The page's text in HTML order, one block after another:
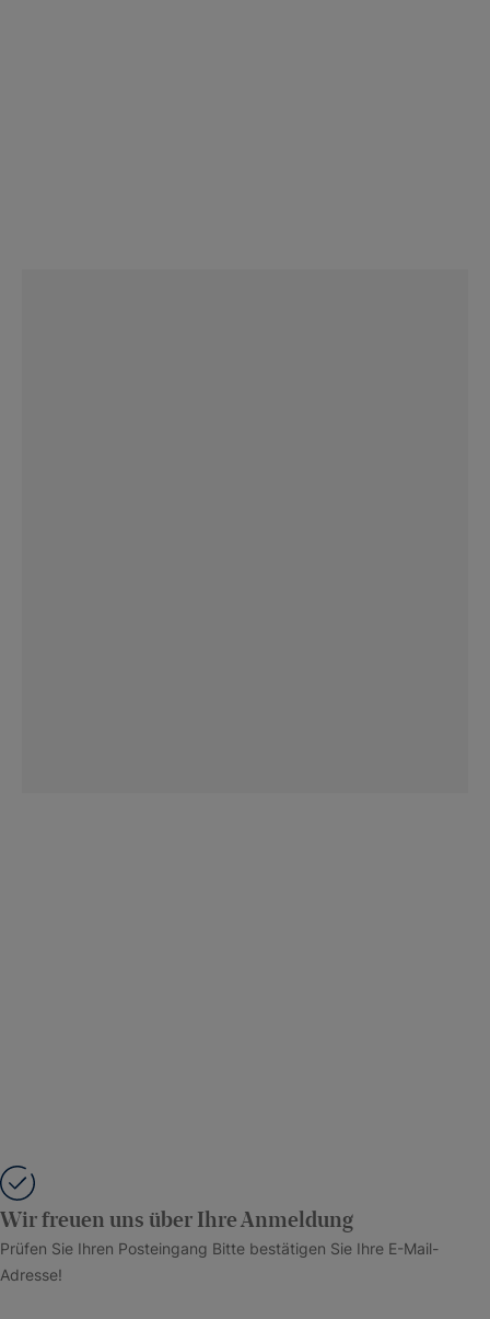
Wir freuen uns über Ihre Anmeldung
Prüfen Sie Ihren Posteingang Bitte bestätigen Sie Ihre E-Mail-
Adresse!